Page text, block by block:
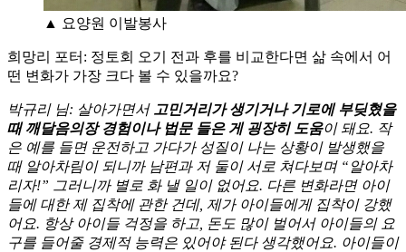
▲ 요양원 이발봉사
희망리 포터: 정토회 오기 전과 후를 비교한다면 삶 속에서 어
떤 변화가 가장 크다 볼 수 있을까요?
박규리 님: 살아가면서 고민거리가 생기거나 기로에 부딪혔을
때 깨달음의장 경험이나 법문 들은 게 굉장히 도움이 돼요. 작
은 예를 들면 운전하고 가다가 성질이 나는 상황이 발생했을
때 알아차림이 되니까 남편과 저 둘이 서로 쳐다보며 “알아차
리자!” 그러니까 별로 화 낼 일이 없어요. 다른 변화라면 아이
들에 대한 제 집착에 관한 건데, 제가 아이들에게 집착이 강했
어요. 항상 아이들 걱정을 하고, 돈도 많이 벌어서 아이들의 요
구를 들어줄 경제적 능력은 있어야 된다 생각했어요. 아이들이